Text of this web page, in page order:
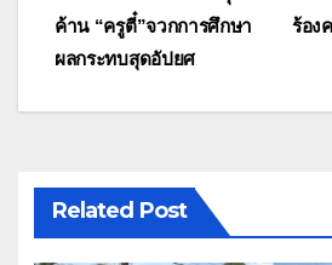
ร้อง
ค้าน “ครูตี๋”จวกการศึกษา
ผลกระทบสุดอัปยศ
Related Post